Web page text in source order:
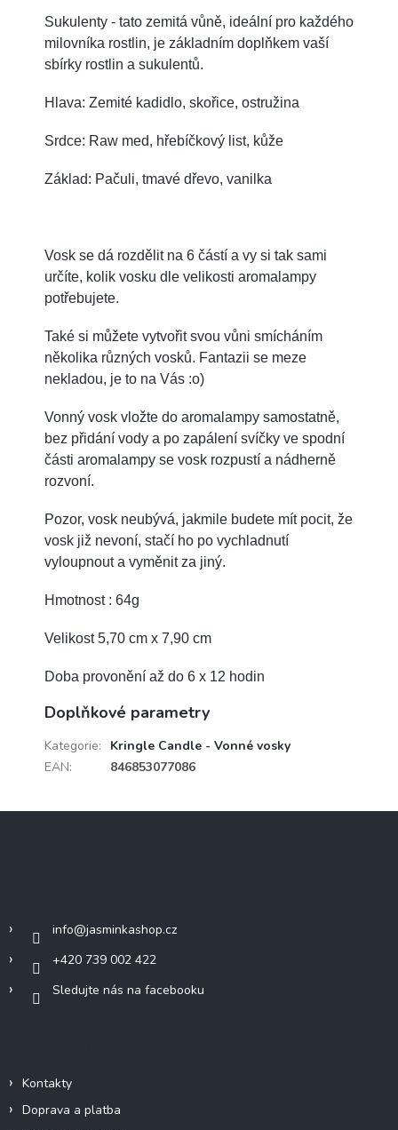
Sukulenty - tato zemitá vůně, ideální pro každého
milovníka rostlin, je základním doplňkem vaší
sbírky rostlin a sukulentů.
Hlava: Zemité kadidlo, skořice, ostružina
Srdce: Raw med, hřebíčkový list, kůže
Základ: Pačuli, tmavé dřevo, vanilka
Vosk se dá rozdělit na 6 částí a vy si tak sami
určíte, kolik vosku dle velikosti aromalampy
potřebujete.
Také si můžete vytvořit svou vůni smícháním
několika různých vosků. Fantazii se meze
nekladou, je to na Vás :o)
Vonný vosk vložte do aromalampy samostatně,
bez přidání vody a po zapálení svíčky ve spodní
části aromalampy se vosk rozpustí a nádherně
rozvoní.
Pozor, vosk neubývá, jakmile budete mít pocit, že
vosk již nevoní, stačí ho po vychladnutí
vyloupnout a vyměnit za jiný.
Hmotnost : 64g
Velikost 5,70 cm x 7,90 cm
Doba provonění až do 6 x 12 hodin
Doplňkové parametry
Kategorie:
Kringle Candle - Vonné vosky
EAN: 846853077086
info@jasminkashop.cz
+420 739 002 422
Sledujte nás na facebooku
Kontakty
Doprava a platba